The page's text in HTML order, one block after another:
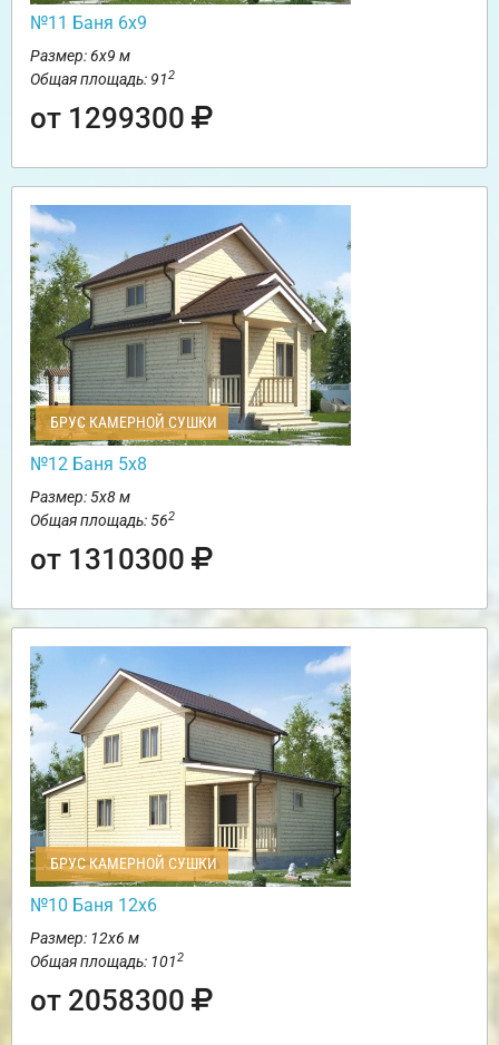
№11 Баня 6х9
Размер: 6х9 м
Общая площадь: 912
от 1299300
БРУС КАМЕРНОЙ СУШКИ
№12 Баня 5х8
Размер: 5х8 м
Общая площадь: 562
от 1310300
БРУС КАМЕРНОЙ СУШКИ
№10 Баня 12х6
Размер: 12х6 м
Общая площадь: 1012
от 2058300